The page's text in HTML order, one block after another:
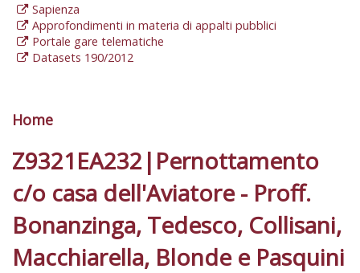
Sapienza
Approfondimenti in materia di appalti pubblici
Portale gare telematiche
Datasets 190/2012
Tu sei qui
Home
Z9321EA232|Pernottamento
c/o casa dell'Aviatore - Proff.
Bonanzinga, Tedesco, Collisani,
Macchiarella, Blonde e Pasquini